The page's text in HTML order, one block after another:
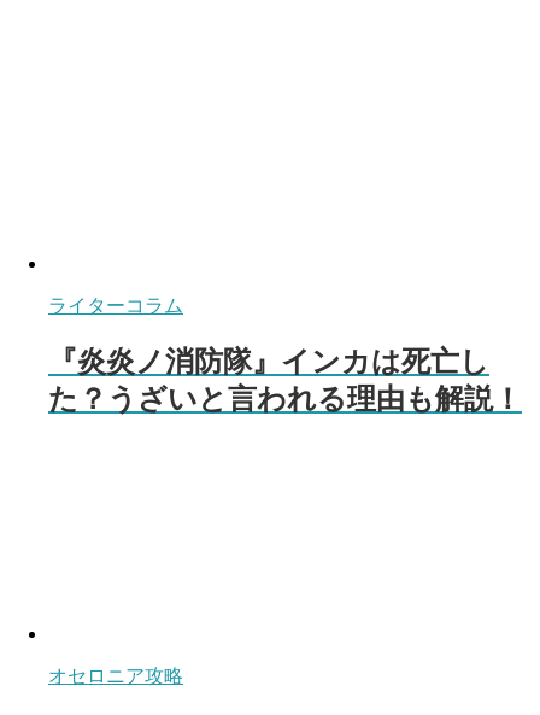
ライターコラム
『炎炎ノ消防隊』インカは死亡し
た？うざいと言われる理由も解説！
オセロニア攻略